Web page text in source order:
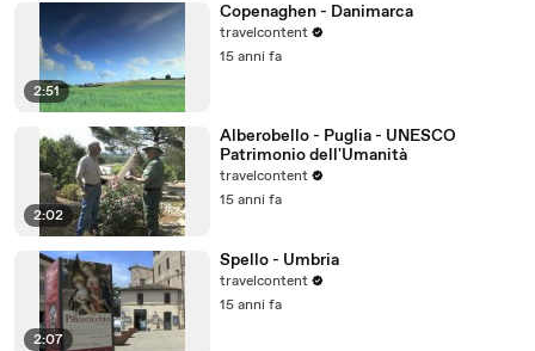
2:51
Copenaghen - Danimarca
travelcontent
15 anni fa
2:02
Alberobello - Puglia - UNESCO
Patrimonio dell'Umanità
travelcontent
15 anni fa
2:07
Spello - Umbria
travelcontent
15 anni fa